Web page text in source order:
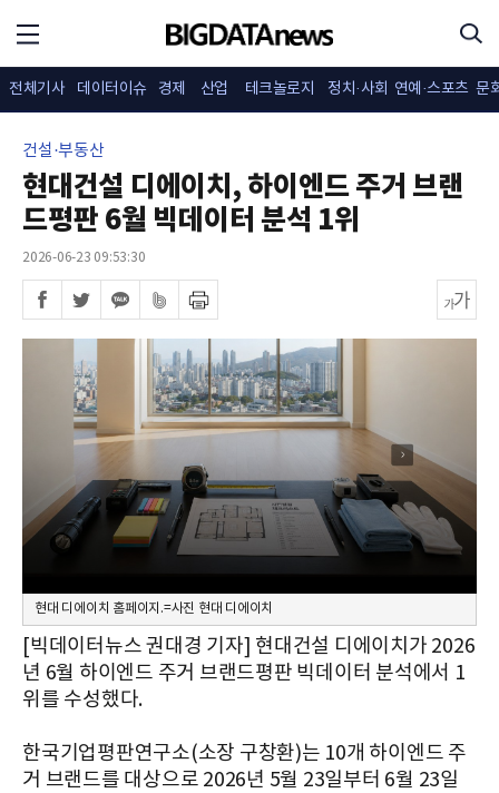
전체기사 데이터이슈 경제 산업 테크놀로지 정치·사회 연예·스포츠 문
건설·부동산
현대건설 디에이치, 하이엔드 주거 브랜
드평판 6월 빅데이터 분석 1위
2026-06-23 09:53:30
현대 디에이치 홈페이지.=사진 현대 디에이치
[빅데이터뉴스 권대경 기자] 현대건설 디에이치가 2026
년 6월 하이엔드 주거 브랜드평판 빅데이터 분석에서 1
위를 수성했다.
한국기업평판연구소(소장 구창환)는 10개 하이엔드 주
거 브랜드를 대상으로 2026년 5월 23일부터 6월 23일